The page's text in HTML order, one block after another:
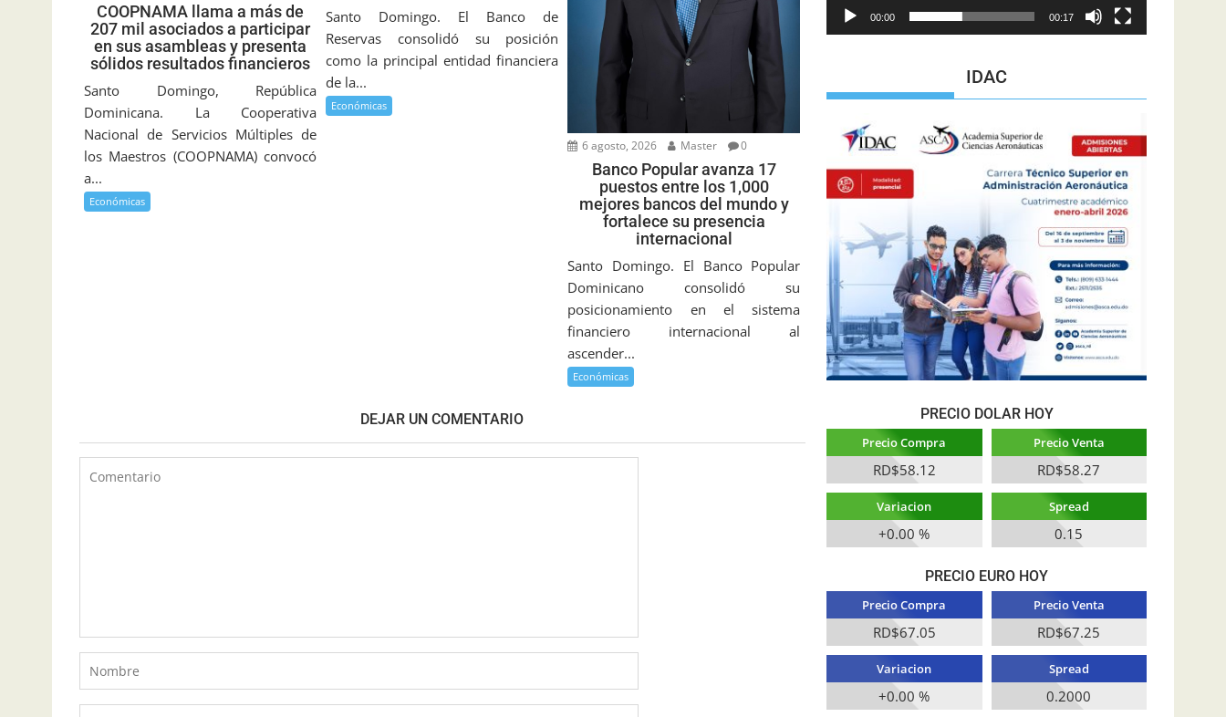
COOPNAMA llama a más de
207 mil asociados a participar
en sus asambleas y presenta
sólidos resultados financieros
Santo Domingo, República
Dominicana. La Cooperativa
Nacional de Servicios Múltiples de
los Maestros (COOPNAMA) convocó
a...
Económicas
Santo Domingo. El Banco de
Reservas consolidó su posición
como la principal entidad financiera
de la...
Económicas
6 agosto, 2026 Master 0
Banco Popular avanza 17
puestos entre los 1,000
mejores bancos del mundo y
fortalece su presencia
internacional
Santo Domingo. El Banco Popular
Dominicano consolidó su
posicionamiento en el sistema
financiero internacional al
ascender...
Económicas
DEJAR UN COMENTARIO
00:00 00:17
IDAC
PRECIO DOLAR HOY
Precio Compra
RD$58.12
Precio Venta
RD$58.27
Variacion
+0.00 %
Spread
0.15
PRECIO EURO HOY
Precio Compra
RD$67.05
Precio Venta
RD$67.25
Variacion
+0.00 %
Spread
0.2000